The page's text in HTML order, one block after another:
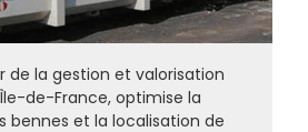
de la gestion et valorisation
de-France, optimise la
bennes et la localisation de